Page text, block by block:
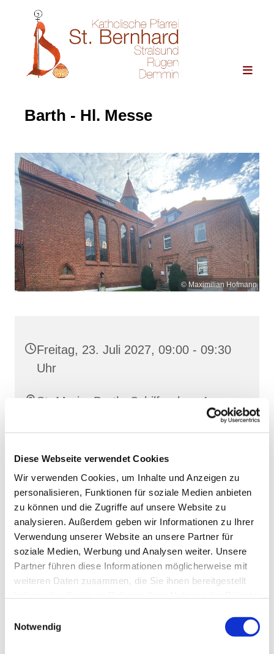
Diese Webseite verwendet Cookies
Wir verwenden Cookies, um Inhalte und Anzeigen zu
personalisieren, Funktionen für soziale Medien anbieten
zu können und die Zugriffe auf unsere Website zu
analysieren. Außerdem geben wir Informationen zu Ihrer
Verwendung unserer Website an unsere Partner für
soziale Medien, Werbung und Analysen weiter. Unsere
Partner führen diese Informationen möglicherweise mit
weiteren Daten zusammen, die Sie ihnen bereitgestellt
Notwendig
Barth - Hl. Messe
© Maximilian Hofmann
Freitag, 23. Juli 2027, 09:00 - 09:30
Uhr
St. Maria, Barth, Schilfgraben 4,